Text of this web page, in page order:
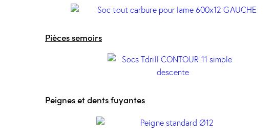
Pièces semoirs
Peignes et dents fuyantes